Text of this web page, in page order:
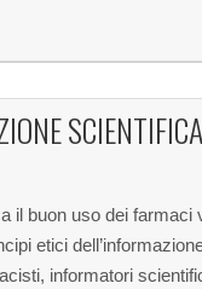
SCIENTIFICA
il buon uso dei farmaci
etici
informatori